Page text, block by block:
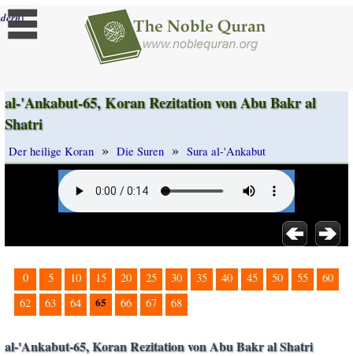
]
al-'Ankabut-65, Koran Rezitation von Abu Bakr al
Shatri
Der heilige Koran » Die Suren » Sura al-'Ankabut
0 5 10 15 20 25 30 35 40 45 50 55
60
62
63 64 65 66 67 68
al-'Ankabut-65, Koran Rezitation von Abu Bakr al Shatri